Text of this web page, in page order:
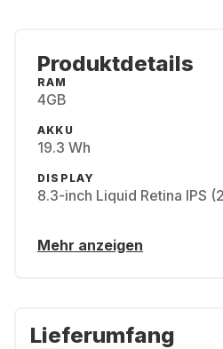
Produktdetails
RAM
4GB
AKKU
19.3 Wh
DISPLAY
8.3-inch Liquid Retina IPS
Mehr anzeigen
Lieferumfang